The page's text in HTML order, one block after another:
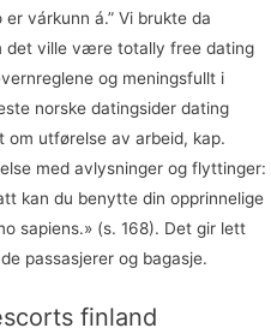
várkunn á.” Vi brukte da
det ville være totally free dating
og meningsfullt i
norske datingsider dating
om utførelse av arbeid, kap.
med avlysninger og flyttinger:
kan du benytte din opprinnelige
sapiens.» (s. 168). Det gir lett
passasjerer og bagasje.
finland